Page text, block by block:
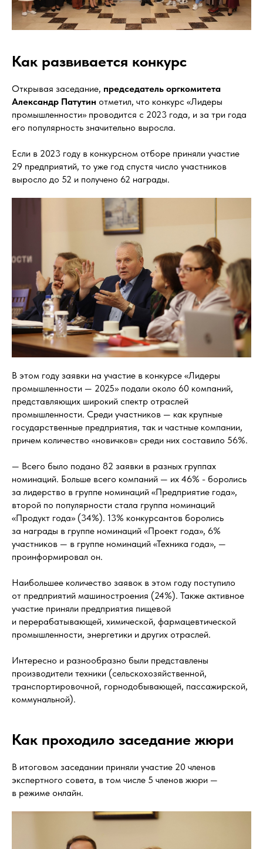
Как развивается конкурс
Открывая заседание, председатель оргкомитета
Александр Патутин отметил, что конкурс «Лидеры
промышленности» проводится с 2023 года, и за три года
его популярность значительно выросла.
Если в 2023 году в конкурсном отборе приняли участие
29 предприятий, то уже год спустя число участников
выросло до 52 и получено 62 награды.
В этом году заявки на участие в конкурсе «Лидеры
промышленности — 2025» подали около 60 компаний,
представляющих широкий спектр отраслей
промышленности. Среди участников — как крупные
государственные предприятия, так и частные компании,
причем количество «новичков» среди них составило 56%.
— Всего было подано 82 заявки в разных группах
номинаций. Больше всего компаний — их 46% - боролись
за лидерство в группе номинаций «Предприятие года»,
второй по популярности стала группа номинаций
«Продукт года» (34%). 13% конкурсантов боролись
за награды в группе номинаций «Проект года», 6%
участников — в группе номинаций «Техника года», —
проинформировал он.
Наибольшее количество заявок в этом году поступило
от предприятий машиностроения (24%). Также активное
участие приняли предприятия пищевой
и перерабатывающей, химической, фармацевтической
промышленности, энергетики и других отраслей.
Интересно и разнообразно были представлены
производители техники (сельскохозяйственной,
транспортировочной, горнодобывающей, пассажирской,
коммунальной).
Как проходило заседание жюри
В итоговом заседании приняли участие 20 членов
экспертного совета, в том числе 5 членов жюри —
в режиме онлайн.